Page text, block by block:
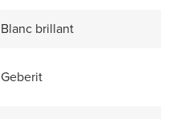
Blanc brillant
Geberit